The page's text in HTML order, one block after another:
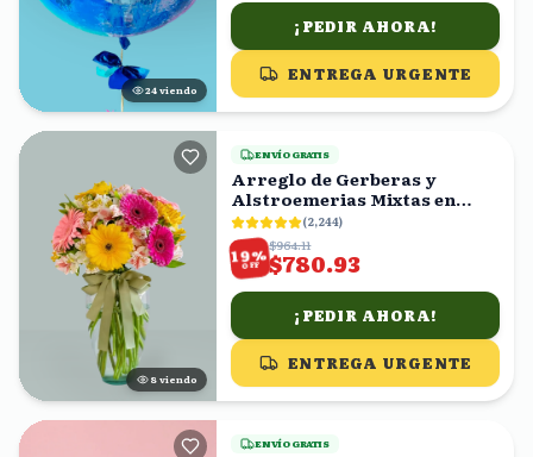
24 viendo
¡PEDIR AHORA!
ENTREGA URGENTE
8 viendo
ENVÍO GRATIS
Arreglo de Gerberas y
Alstroemerias Mixtas en
Florero con Moño Verde
(2,244)
19%
OFF
$964.11
$780.93
¡PEDIR AHORA!
ENTREGA URGENTE
ENVÍO GRATIS